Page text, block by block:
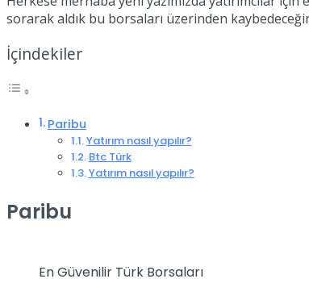
sorarak aldık bu borsaları üzerinden
İçindekiler
Paribu
Yatırım nasıl yapılır?
Btc Türk
Yatırım nasıl yapılır?
Paribu
En Güvenilir Türk Borsaları